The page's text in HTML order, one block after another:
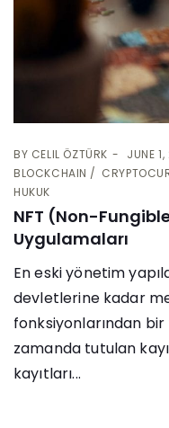
BY CELIL ÖZTÜRK
JUNE
BLOCKCHAIN
HUKUK
NFT (Non-
Uygulamaları
En eski yönetim
devletlerine kadar
fonksiyonlarından bir
zamanda tutulan
kayıtları...